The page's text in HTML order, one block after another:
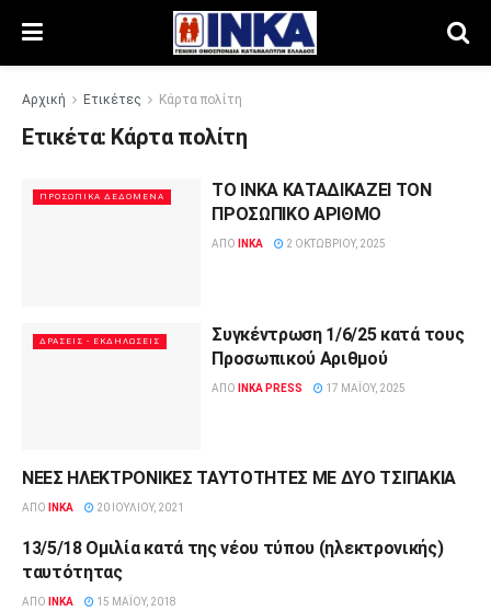
Αρχική Ετικέτες Κάρτα πολίτη
Ετικέτα: Κάρτα πολίτη
ΠΡΟΣΩΠΙΚΆ ΔΕΔΟΜΈΝΑ
ΤΟ ΙΝΚΑ ΚΑΤΑΔΙΚΑΖΕΙ ΤΟΝ
ΠΡΟΣΩΠΙΚΟ ΑΡΙΘΜΟ
ΑΠΌ INKA 2 ΟΚΤΩΒΡΊΟΥ, 2025
ΔΡΆΣΕΙΣ - ΕΚΔΗΛΏΣΕΙΣ
Συγκέντρωση 1/6/25 κατά τους
Προσωπικού Αριθμού
ΑΠΌ INKA PRESS 17 ΜΑΪ́ΟΥ, 2025
FLASHNEWS
ΝΕΕΣ ΗΛΕΚΤΡΟΝΙΚΕΣ ΤΑΥΤΟΤΗΤΕΣ ΜΕ ΔΥΟ ΤΣΙΠΑΚΙΑ
ΑΠΌ INKA 20 ΙΟΥΛΊΟΥ, 2021
FLASHNEWS
13/5/18 Ομιλία κατά της νέου τύπου (ηλεκτρονικής)
ταυτότητας
ΑΠΌ INKA 15 ΜΑΪ́ΟΥ, 2018